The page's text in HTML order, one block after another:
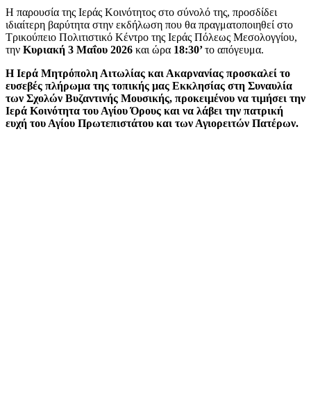
Η παρουσία της Ιεράς Κοινότητος στο σύνολό της, προσδίδει
ιδιαίτερη βαρύτητα στην εκδήλωση που θα πραγματοποιηθεί στο
Τρικούπειο Πολιτιστικό Κέντρο της Ιεράς Πόλεως Μεσολογγίου,
την Κυριακή 3 Μαΐου 2026 και ώρα 18:30’το απόγευμα.
Η Ιερά Μητρόπολη Αιτωλίας και Ακαρνανίας προσκαλεί το
ευσεβές πλήρωμα της τοπικής μας Εκκλησίας στη Συναυλία
των Σχολών Βυζαντινής Μουσικής, προκειμένου να τιμήσει την
Ιερά Κοινότητα του Αγίου Όρους και να λάβει την πατρική
ευχή του Αγίου Πρωτεπιστάτου και των Αγιορειτών Πατέρων.